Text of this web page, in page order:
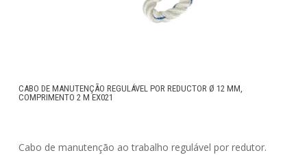
CABO DE MANUTENÇÃO REGULÁVEL POR REDUCTOR Ø 12 MM,
COMPRIMENTO 2 M EX021
Cabo de manutenção ao trabalho regulável por redutor.